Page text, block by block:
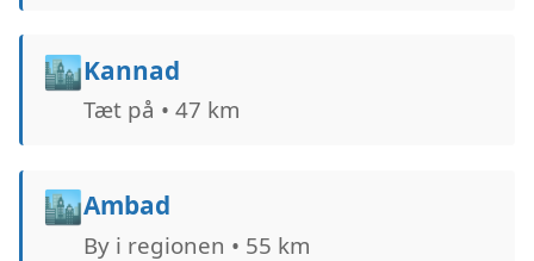
🏙️Kannad
Tæt på • 47 km
🏙️Ambad
By i regionen • 55 km